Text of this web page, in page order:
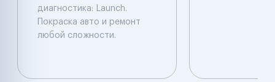
диагностика: Launch.
Покраска авто и ремонт
любой сложности.